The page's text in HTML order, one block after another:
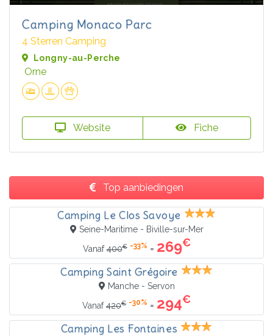
Camping Monaco Parc
4 Sterren Camping
Longny-au-Perche
Orne
Website Fiche
Top aanbiedingen
Camping Le Clos Savoye
Seine-Maritime - Biville-sur-Mer
Vanaf400€ -33% = 269€
Camping Saint Grégoire
Manche - Servon
Vanaf420€ -30% = 294€
Camping Les Fontaines